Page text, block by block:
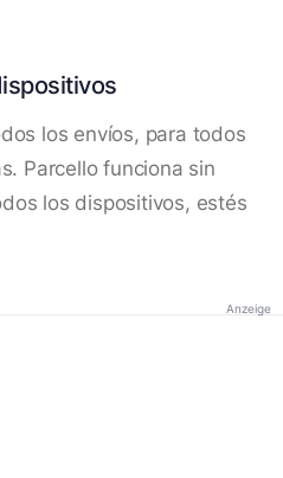
los envíos, para todos
Parcello funciona sin
los dispositivos, estés
Anzeige